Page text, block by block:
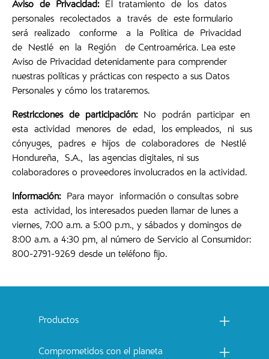
Aviso de Privacidad: El tratamiento de los datos
personales recolectados a través de este formulario
será realizado conforme a la Política de Privacidad
de Nestlé en la Región de Centroamérica. Lea este
Aviso de Privacidad detenidamente para comprender
nuestras políticas y prácticas con respecto a sus Datos
Personales y cómo los trataremos.
Restriccionesde participación: No podrán participar en
esta actividad menores de edad, los empleados, ni sus
cónyuges, padres e hijos de colaboradores de Nestlé
Hondureña, S.A., las agencias digitales, ni sus
colaboradores o proveedores involucrados en la actividad.
Información: Para mayor información o consultas sobre
esta actividad, los interesados pueden llamar de lunes a
viernes, 7:00 a.m. a 5:00 p.m., y sábados y domingos de
8:00 a.m. a 4:30 pm, al número de Servicio al Consumidor:
800-2791-9269 desde un teléfono fijo.
Productos
Comprometidos con el planeta